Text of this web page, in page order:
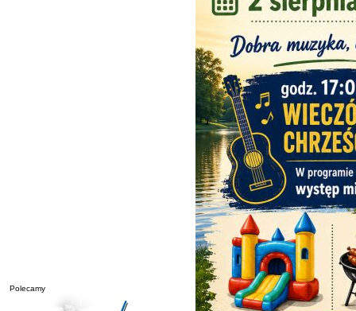
Polecamy